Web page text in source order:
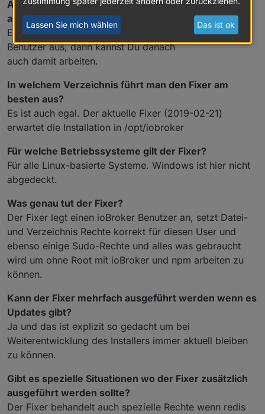
Als welcher Benutzer führt man den Fixer am besten
aus?
Es ist faktisch egal. Am besten führe es als normaler
Benutzer aus, dann kannst Du danach
auch damit arbeiten.
In welchem Verzeichnis führt man den Fixer am
besten aus?
Es ist auch egal. Der aktuelle Fixer (2019-02-21)
erwartet die Installation in /opt/iobroker
Für welche Betriebssysteme gilt der Fixer?
Für alle Linux-basierte Systeme. Windows ist hier nicht
abgedeckt.
Was genau tut der Fixer?
Der Fixer legt einen ioBroker Benutzer an, setzt Datei-
und Verzeichnis Rechte korrekt für diesen User und
ebenso einige Sudo-Rechte und alles was gebraucht
wird um ohne Root mit ioBroker und npm arbeiten zu
können.
Kann der Fixer mehrfach ausgeführt werden wenn es
Updates gibt?
Ja und das ist explizit so gedacht um bei
Weiterentwicklung des Installers immer aktuell bleiben
zu können.
Gibt es spezielle Situationen wo der Fixer zusätzlich
ausgeführt werden sollte?
Der Fixer behandelt auch spezielle Rechte wenn redis
Lassen Sie mich wählen Das ist ok